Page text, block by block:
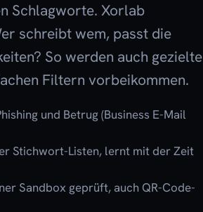
Schlagworte. Xorlab
schreibt wem, passt die
So werden auch gezielte
Filtern vorbeikommen.
und Betrug (Business E-Mail
Stichwort-Listen, lernt mit der Zeit
Sandbox geprüft, auch QR-Code-